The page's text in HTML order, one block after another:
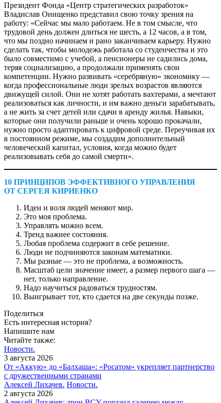
Президент Фонда «Центр стратегических разработок»
Владислав Онищенко представил свою точку зрения на
работу: «Сейчас мы мало работаем. Не в том смысле, что
трудовой день должен длиться не шесть, а 12 часов, а в том,
что мы поздно начинаем и рано заканчиваем карьеру. Нужно
сделать так, чтобы молодежь работала со студенчества и это
было совместимо с учебой, а пенсионеры не садились дома,
теряя социализацию, а продолжали применять свои
компетенции. Нужно развивать «серебряную» экономику — ​
когда профессиональные люди зрелых возрастов являются
движущей силой. Они не хотят работать вахтерами, а мечтают
реализоваться как личности, и им важно деньги зарабатывать,
а не жить за счет детей или сдачи в аренду жилья. Навыки,
которые они получили раньше и очень хорошо прокачали,
нужно просто адаптировать к цифровой среде. Переучивая их
в постоянном режиме, мы создадим дополнительный
человеческий капитал, условия, когда можно будет
реализовывать себя до самой смерти».
10 ПРИНЦИПОВ ЭФФЕКТИВНОГО УПРАВЛЕНИЯ
ОТ СЕРГЕЯ КИРИЕНКО
Идеи и воля людей меняют мир.
Это моя проблема.
Управлять можно всем.
Тренд важнее состояния.
Любая проблема содержит в себе решение.
Люди не подчиняются законам математики.
Мы разные — ​это не проблема, а возможность.
Масштаб цели значение имеет, а размер первого шага — ​
нет, только направление.
Надо научиться радоваться трудностям.
Выигрывает тот, кто сдается на две секунды позже.
Поделиться
Есть интересная история?
Напишите нам
Читайте также:
Новости.
3 августа 2026
От «Аккую» до «Балхаша»: «Росатом» укрепляет партнерство
с дружественными странами
Алексей Лихачев. Новости.
2 августа 2026